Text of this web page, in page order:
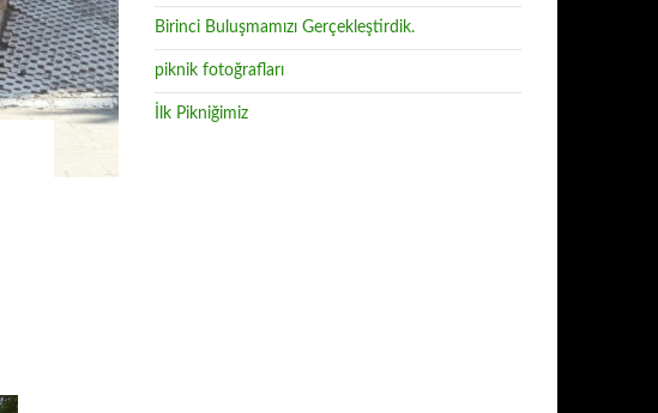
Birinci Buluşmamızı Gerçekleştirdik.
piknik fotoğrafları
İlk Pikniğimiz